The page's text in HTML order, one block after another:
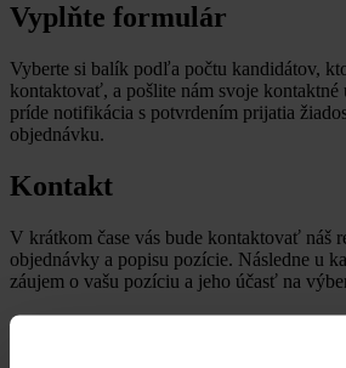
Vyplňte formulár
Vyberte si balík podľa počtu kandidátov,
kontaktovať, a pošlite nám svoje kontaktné
príde notifikácia s potvrdením prijatia
objednávku.
Kontakt
V krátkom čase vás bude kontaktovať náš
objednávky a popisu pozície. Následne u
záujem o vašu pozíciu a jeho účasť na
Pohovor